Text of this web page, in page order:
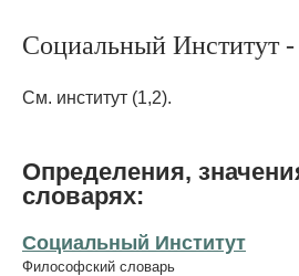
Социальный Институт -
См. институт (1,2).
Определения,
словарях:
Социальный Институт
Философский словарь